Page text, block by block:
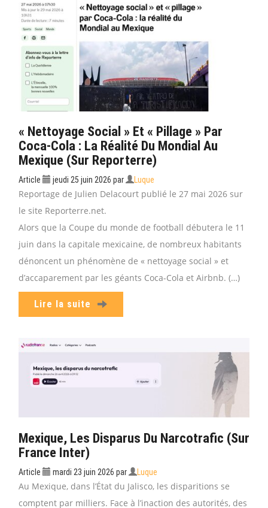
« Nettoyage Social » Et « Pillage » Par
Coca-Cola : La Réalité Du Mondial Au
Mexique (sur Reporterre)
Article jeudi 25 juin 2026 par Luque
Reportage de Julien Delacourt publié le 27 mai 2026 sur
le site Reporterre.net.
Alors que la Coupe du monde de football débutera le 11
juin dans la capitale mexicaine, de nombreux habitants
dénoncent un phénomène de « nettoyage social » et
d’accaparement par les géants Coca-Cola et Airbnb. (…)
Lire la suite
Mexique, Les Disparus Du Narcotrafic (sur
France Inter)
Article mardi 23 juin 2026 par Luque
Au Mexique, dans l’État du Jalisco, les disparitions se
comptent par milliers. Face à l’inaction des autorités, des